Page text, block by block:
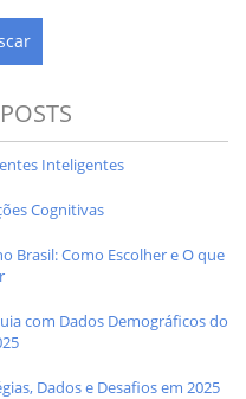
Inteligentes
Cognitivas
Brasil: Como Escolher e O que
com Dados Demográficos do
Dados e Desafios em 2025